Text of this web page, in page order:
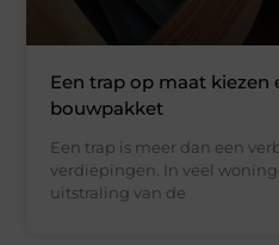
Een trap op maat kiezen
bouwpakket
Een trap is meer dan een
verdiepingen. In veel
uitstraling van de